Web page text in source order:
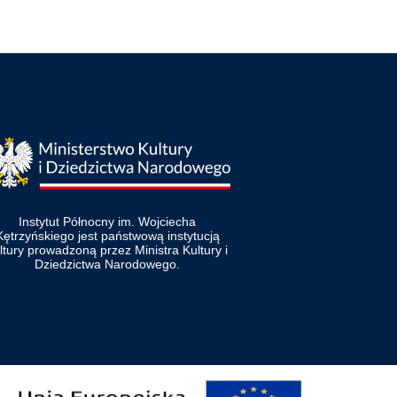
Instytut Północny im. Wojciecha
jest państwową instytucją
prowadzoną przez Ministra Kultury i
Dziedzictwa Narodowego.